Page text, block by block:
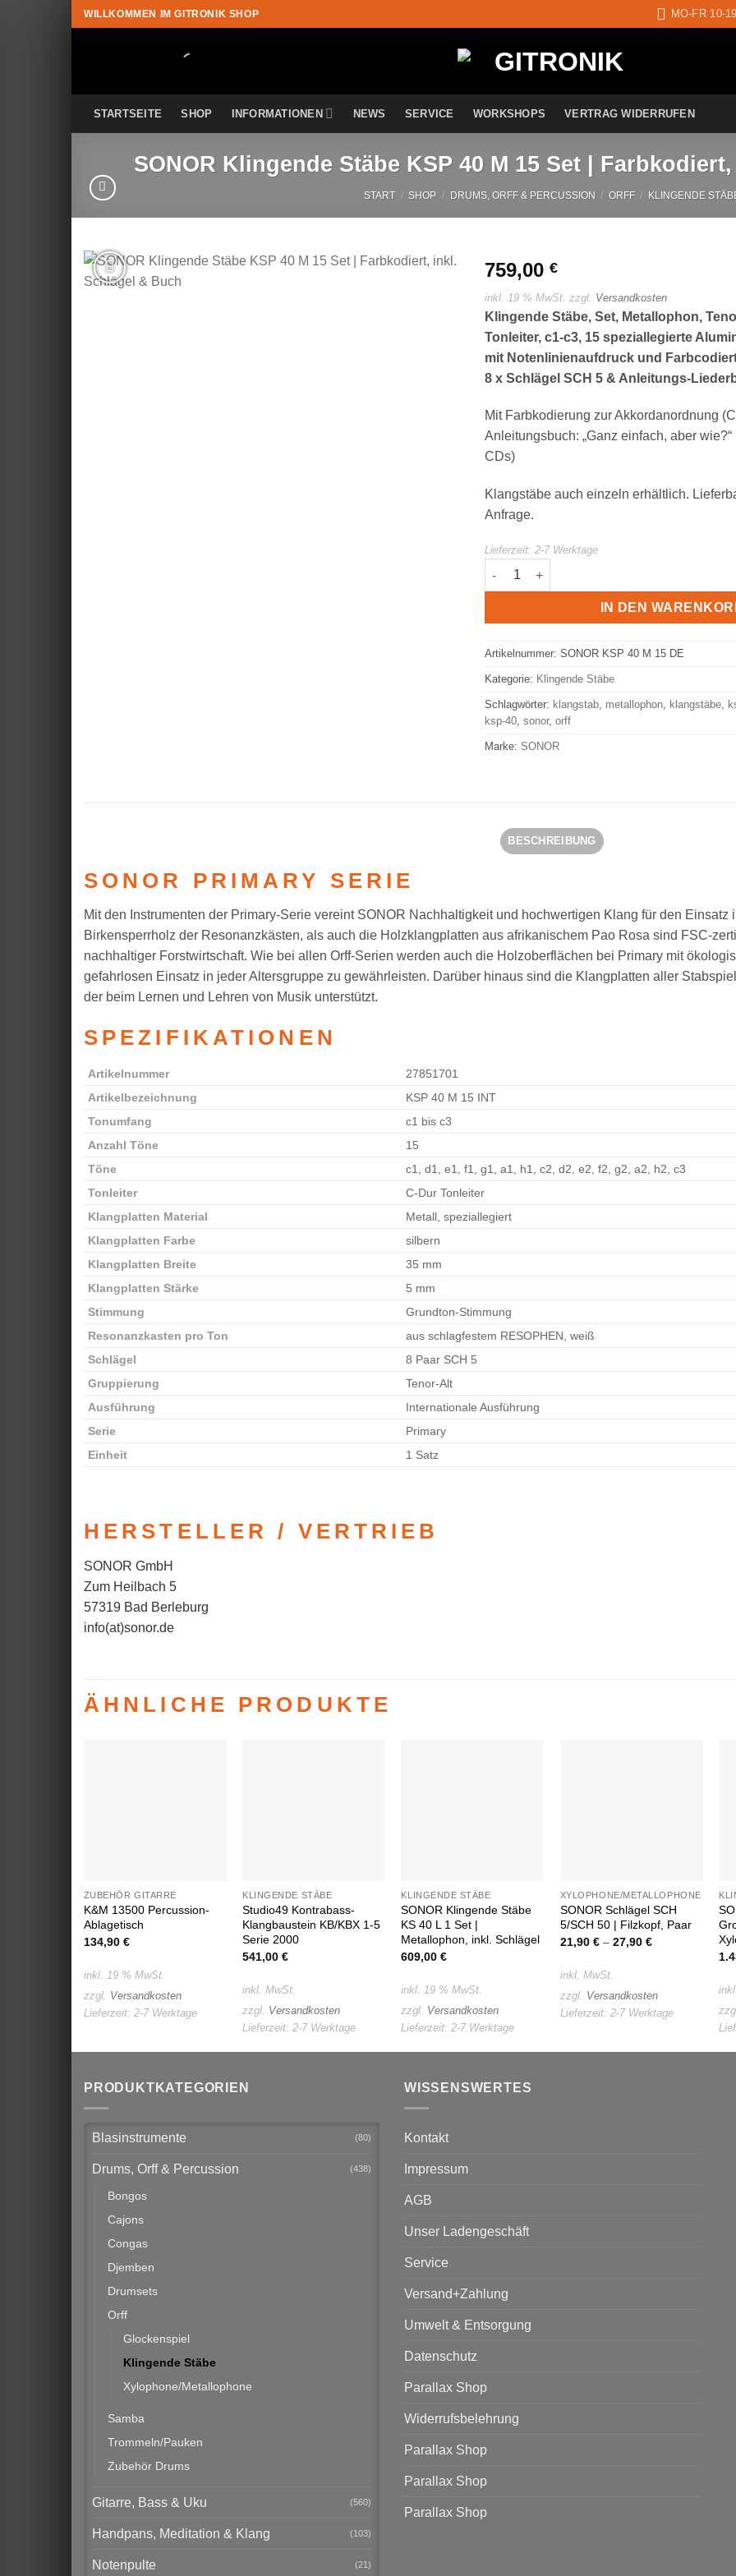
Zum
Inhalt
WILLKOMMEN IM GITRONIK SHOP MO-FR 10-
STARTSEITE SHOP INFORMATIONEN NEWS SERVICE WORKSHOPS VERTRAG WIDERRUFEN
SONOR Klingende Stäbe KSP 40 M 15 Set |
START / SHOP / DRUMS, ORFF & PERCUSSION / ORFF / KLINGENDE
759,00 €
inkl. 19 % MwSt. zzgl. Versandkosten
Klingende Stäbe, Set, Metallophon,
Tonleiter, c1-c3, 15 speziallegierte
mit Notenlinienaufdruck und
8 x Schlägel SCH 5 & Anleitungs-
Mit Farbkodierung zur Akkordanordnung
Anleitungsbuch: „Ganz einfach, aber
CDs)
Klangstäbe auch einzeln erhältlich.
Anfrage.
Lieferzeit: 2-7 Werktage
SONOR Klingende Stäbe KSP 40 M 15 Set |
IN DEN
Artikelnummer: SONOR KSP 40 M 15 DE
Kategorie: Klingende Stäbe
Schlagwörter: klangstab, metallophon, klangstäbe,
ksp-40, sonor, orff
Marke: SONOR
BESCHREIBUNG
SONOR PRIMARY SERIE
Mit den Instrumenten der Primary-Serie vereint SONOR Nachhaltigkeit und hochwertigen Klang für den
Birkensperrholz der Resonanzkästen, als auch die Holzklangplatten aus afrikanischem Pao Rosa sind FSC-
nachhaltiger Forstwirtschaft. Wie bei allen Orff-Serien werden auch die Holzoberflächen bei Primary mit
gefahrlosen Einsatz in jeder Altersgruppe zu gewährleisten. Darüber hinaus sind die Klangplatten aller
der beim Lernen und Lehren von Musik unterstützt.
SPEZIFIKATIONEN
Artikelnummer
27851701
Artikelbezeichnung
KSP 40 M 15 INT
Tonumfang
c1 bis c3
Anzahl Töne
15
Töne
c1, d1, e1, f1, g1, a1, h1, c2, d2, e2, f2, g2, a2, h2, c3
Tonleiter
C-Dur Tonleiter
Klangplatten Material
Metall, speziallegiert
Klangplatten Farbe
silbern
Klangplatten Breite
35 mm
Klangplatten Stärke
5 mm
Stimmung
Grundton-Stimmung
Resonanzkasten pro Ton
aus schlagfestem RESOPHEN, weiß
Schlägel
8 Paar SCH 5
Gruppierung
Tenor-Alt
Ausführung
Internationale Ausführung
Serie
Primary
Einheit
1 Satz
HERSTELLER / VERTRIEB
SONOR GmbH
Zum Heilbach 5
57319 Bad Berleburg
info(at)sonor.de
ÄHNLICHE PRODUKTE
ZUBEHÖR GITARRE
K&M 13500 Percussion-
Ablagetisch
134,90 €
inkl. 19 % MwSt.
zzgl. Versandkosten
Lieferzeit: 2-7 Werktage
KLINGENDE STÄBE
Studio49 Kontrabass-
Klangbaustein KB/KBX 1-5
Serie 2000
541,00€
inkl. MwSt.
zzgl. Versandkosten
Lieferzeit:2-7 Werktage
KLINGENDE STÄBE
SONOR Klingende Stäbe
KS 40 L 1 Set |
Metallophon, inkl. Schlägel
609,00€
inkl. 19 % MwSt.
zzgl. Versandkosten
Lieferzeit:2-7 Werktage
XYLOPHONE/METALLOPHONE
SONOR Schlägel SCH
5/SCH 50 | Filzkopf, Paar
21,90 €– 27,90 €
inkl. MwSt.
zzgl. Versandkosten
Lieferzeit: 2-7 Werktage
PRODUKTKATEGORIEN
Blasinstrumente (80)
Drums, Orff & Percussion (438)
Bongos
Cajons
Congas
Djemben
Drumsets
Orff
Glockenspiel
Klingende Stäbe
Xylophone/Metallophone
Samba
Trommeln/Pauken
Zubehör Drums
Gitarre, Bass & Uku (560)
Handpans, Meditation & Klang (103)
Notenpulte (21)
WISSENSWERTES
Kontakt
Impressum
AGB
Unser Ladengeschäft
Service
Versand+Zahlung
Umwelt & Entsorgung
Datenschutz
Parallax Shop
Widerrufsbelehrung
Parallax Shop
Parallax Shop
Parallax Shop